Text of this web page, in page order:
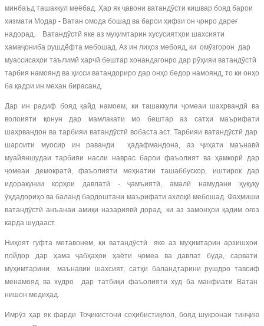
минбаъд ташаккул меёбад. Ҳар як ҷавони ватандӯсти кишвар бояд барои
хизмати Модар - Ватан омода бошад ва барои ҳифзи он ҷонро дареғ
надорад. Ватандӯстӣ яке аз муҳимтарин хусусиятҳои шахсияти
ҳамаҷониба рушдёфта мебошад. Аз ин лиҳоз мебояд, ки омӯзгорон дар
муассисаҳои таълимӣ ҳарчӣ бештар хонандагонро дар рӯҳияи ватандӯстӣ
тарбия намоянд ва ҳисси ватандориро дар онҳо бедор намоянд, то ки онҳо
ба қадри ин меҳан бирасанд.
Дар ин радиф бояд қайд намоем, ки ташаккули ҷомеаи шаҳрвандӣ ва
волоияти қонун дар мамлакати мо бештар аз сатҳи маърифати
шаҳрвандон ва тарбияи ватандӯстӣ вобаста аст. Тарбияи ватандӯстӣ дар
шароити муосир ин раванди ҳадафмандона, аз ҷиҳати маънавӣ
муайяншудаи тарбияи насли наврас барои фаъолият ва ҳамкорӣ дар
ҷомеаи демократӣ, фаъолияти меҳнатии ташаббускор, иштирок дар
идоракунии корҳои давлатӣ - ҷамъиятӣ, амалӣ намудани ҳуқуқу
ӯҳдадориҳо ва баланд бардоштани маърифати ахлоқӣ мебошад. Фаҳмиши
ватандӯстӣ анъанаи амиқи назариявӣ дорад, ки аз замонҳои қадим оғоз
карда шудааст.
Ниҳоят гуфта метавонем, ки ватандӯстӣ яке аз муҳимтарин арзишҳои
пойдор дар ҳама ҷабҳаҳои ҳаёти ҷомеа ва давлат буда, сарвати
муҳимтарини маънавии шахсият, сатҳи баландтарини рушдро тавсиф
менамояд ва худро дар татбиқи фаъолияти худ ба манфиати Ватан
нишон медиҳад.
Имрӯз ҳар як фарди Тоҷикистони соҳибистиқлол, бояд шукронаи тинҷию